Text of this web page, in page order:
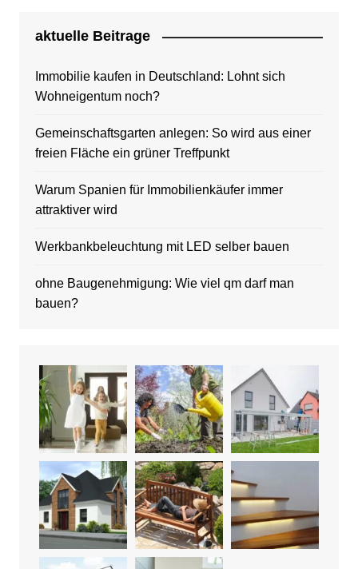
aktuelle Beitrage
Immobilie kaufen in Deutschland: Lohnt sich
Wohneigentum noch?
Gemeinschaftsgarten anlegen: So wird aus einer
freien Fläche ein grüner Treffpunkt
Warum Spanien für Immobilienkäufer immer
attraktiver wird
Werkbankbeleuchtung mit LED selber bauen
ohne Baugenehmigung: Wie viel qm darf man
bauen?